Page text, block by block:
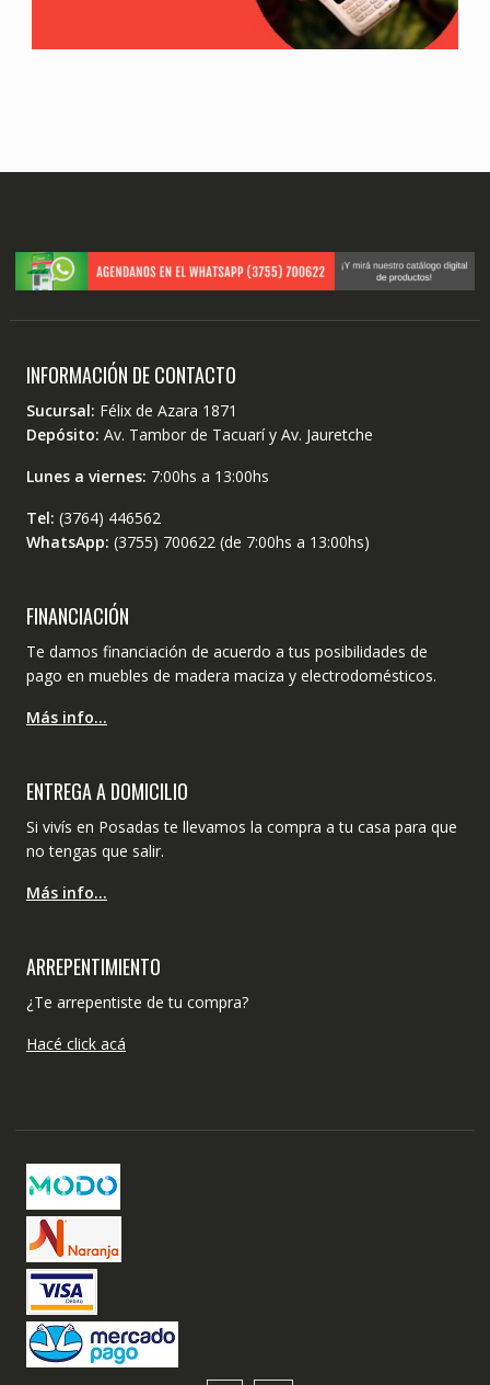
INFORMACIÓN DE CONTACTO
Sucursal: Félix de Azara 1871
Depósito: Av. Tambor de Tacuarí y Av. Jauretche
Lunes a viernes: 7:00hs a 13:00hs
Tel: (3764) 446562
WhatsApp: (3755) 700622 (de 7:00hs a 13:00hs)
FINANCIACIÓN
Te damos financiación de acuerdo a tus posibilidades de
pago en muebles de madera maciza y electrodomésticos.
Más info…
ENTREGA A DOMICILIO
Si vivís en Posadas te llevamos la compra a tu casa para que
no tengas que salir.
Más info…
ARREPENTIMIENTO
¿Te arrepentiste de tu compra?
Hacé click acá